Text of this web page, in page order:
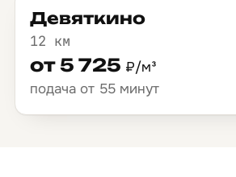
Девяткино
12 км
от 5 725 ₽/м³
подача от 55 минут